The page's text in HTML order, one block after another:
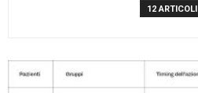
12 ARTICOLI